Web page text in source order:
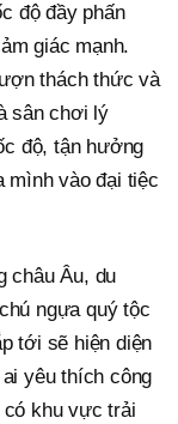
độ đầy phấn
giác mạnh.
thách thức và
sân chơi lý
độ, tận hưởng
mình vào đại tiệc
châu Âu, du
ngựa quý tộc
tới sẽ hiện diện
yêu thích công
có khu vực trải